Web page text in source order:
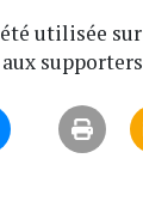
utilisée